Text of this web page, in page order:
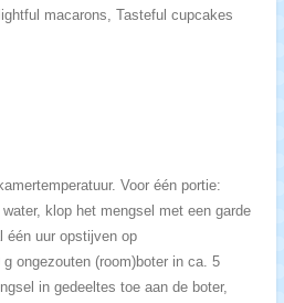
macarons, Tasteful cupcakes
Voor één portie:
klop het mengsel met een garde
één uur opstijven op
ongezouten (room)boter in ca. 5
in gedeeltes toe aan de boter,